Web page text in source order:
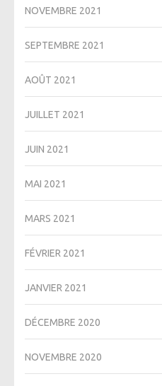
NOVEMBRE 2021
SEPTEMBRE 2021
AOÛT 2021
JUILLET 2021
JUIN 2021
MAI 2021
MARS 2021
FÉVRIER 2021
JANVIER 2021
DÉCEMBRE 2020
NOVEMBRE 2020